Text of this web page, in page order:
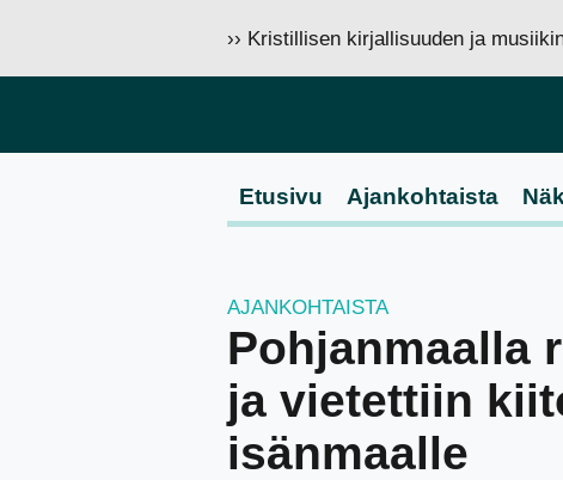
›› Kristillisen kirjallisuuden ja
Etusivu Ajankohtaista
AJANKOHTAISTA
Pohjanmaalla
ja vietettiin
isänmaalle